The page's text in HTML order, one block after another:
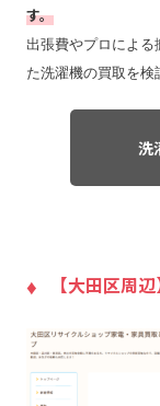
す。
出張費やプロによる
た洗濯機の買取を検
洗
【大田区周